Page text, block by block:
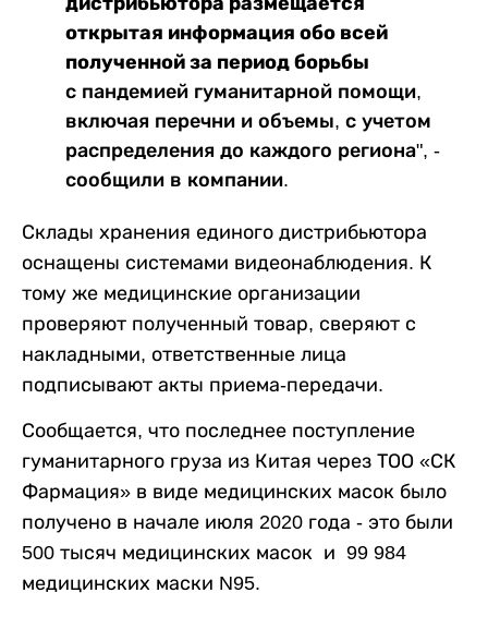
открытая информация обо всей
полученной за период борьбы
с пандемией гуманитарной помощи,
включая перечни и объемы, с учетом
распределения до каждого региона", -
сообщили в компании.
Склады хранения единого дистрибьютора
оснащены системами видеонаблюдения. К
тому же медицинские организации
проверяют полученный товар, сверяют с
накладными, ответственные лица
подписывают акты приема-передачи.
Сообщается, что последнее поступление
гуманитарного груза из Китая через ТОО «СК
Фармация» в виде медицинских масок было
получено в начале июля 2020 года - это были
500 тысяч медицинских масок и 99 984
медицинских маски N95.